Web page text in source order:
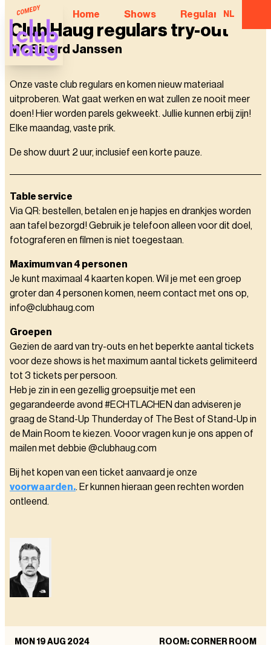
Home Shows Regular NL
Club Haug regulars try-out
MC Sjoerd Janssen
Onze vaste club regulars en komen nieuw materiaal
uitproberen. Wat gaat werken en wat zullen ze nooit meer
doen! Hier worden parels gekweekt. Jullie kunnen erbij zijn!
Elke maandag, vaste prik.
De show duurt 2 uur, inclusief een korte pauze.
Table service
Via QR: bestellen, betalen en je hapjes en drankjes worden
aan tafel bezorgd! Gebruik je telefoon alleen voor dit doel,
fotograferen en filmen is niet toegestaan.
Maximum van 4 personen
Je kunt maximaal 4 kaarten kopen. Wil je met een groep
groter dan 4 personen komen, neem contact met ons op,
info@clubhaug.com
Groepen
Gezien de aard van try-outs en het beperkte aantal tickets
voor deze shows is het maximum aantal tickets gelimiteerd
tot 3 tickets per persoon.
Heb je zin in een gezellig groepsuitje met een
gegarandeerde avond #ECHTLACHEN dan adviseren je
graag de Stand-Up Thunderday of The Best of Stand-Up in
de Main Room te kiezen. Vooor vragen kun je ons appen of
mailen met debbie @clubhaug.com
Bij het kopen van een ticket aanvaard je onze
voorwaarden.. Er kunnen hieraan geen rechten worden
ontleend.
MON 19 AUG 2024
ROOM: CORNER ROOM